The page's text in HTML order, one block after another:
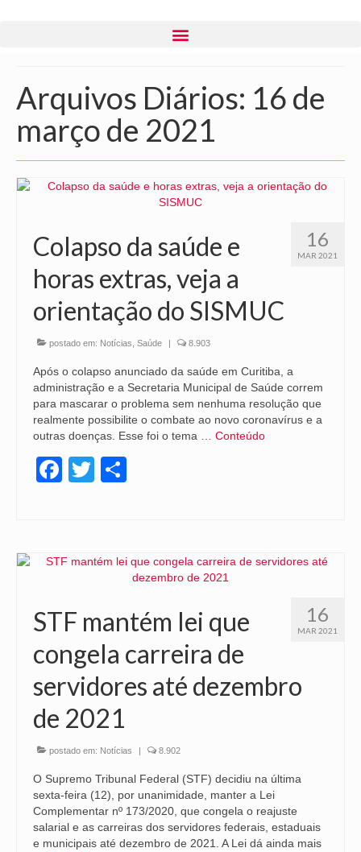
Arquivos Diários: 16 de
março de 2021
16
MAR 2021
Colapso da saúde e
horas extras, veja a
orientação do SISMUC
postado em: Notícias Saúde | 8.903
Após o colapso anunciado da saúde em Curitiba, a
administração e a Secretaria Municipal de Saúde correm
para mascarar o problema sem nenhuma resolução que
realmente possibilite o combate ao novo coronavírus e a
outras doenças. Esse foi o tema … Conteúdo
Facebook
Twitter
16
MAR 2021
STF mantém lei que
congela carreira de
servidores até dezembro
de 2021
postado em: Notícias | 8.902
O Supremo Tribunal Federal (STF) decidiu na última
sexta-feira (12), por unanimidade, manter a Lei
Complementar nº 173/2020, que congela o reajuste
salarial e as carreiras dos servidores federais, estaduais
e municipais até dezembro de 2021. A Lei dá ainda mais